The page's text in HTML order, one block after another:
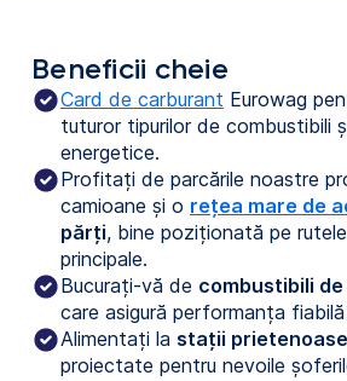
Beneficii cheie
Card de carburant Eurowag
tuturor tipurilor de combustibili
energetice.
Profitați de parcările noastre
camioane și o rețea mare de
părți, bine poziționată pe
principale.
Bucurați-vă de combustibili
care asigură performanța
Alimentați la stații
proiectate pentru nevoile